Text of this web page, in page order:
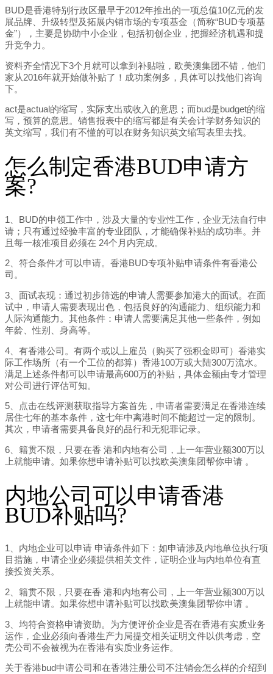
BUD是香港特别行政区最早于2012年推出的一项总值10亿元的发
展品牌、升级转型及拓展内销市场的专项基金（简称“BUD专项基
金”），主要是协助中小企业，包括初创企业，把握经济机遇和提
升竞争力。
资料齐全情况下3个月就可以拿到补贴啦，欧美澳集团不错，他们
家从2016年就开始做补贴了！成功案例多，具体可以找他们咨询
下。
act是actual的缩写，实际支出或收入的意思；而bud是budget的缩
写，预算的意思。销售报表中的缩写都是有关会计学财务知识的
英文缩写，我们有不懂的可以在财务知识英文缩写表里去找。
怎么制定香港BUD申请方
案?
1、BUD的申领工作中，涉及大量的专业性工作，企业无法自行申
请；只有通过经验丰富的专业团队，才能确保补贴的成功率。并
且每一核准项目必须在 24个月内完成。
2、符合条件才可以申请。香港BUD专项补贴申请条件有香港公
司。
3、面试表现：通过初步筛选的申请人需要参加港大的面试。在面
试中，申请人需要表现出色，包括良好的沟通能力、组织能力和
人际沟通能力。其他条件：申请人需要满足其他一些条件，例如
年龄、性别、身高等。
4、有香港公司。有两个或以上雇员（购买了强积金即可）香港实
际工作场所（有一个工位的都算）香港100万或大陆300万流水。
满足上述条件都可以申请最高600万的补贴，具体金额由专才管理
对公司进行评估可知。
5、点击在线评测获取指导方案首先，申请者需要满足在香港连续
居住七年的基本条件，这七年中离港时间不能超过一定的限制。
其次，申请者需要具备良好的品行和无犯罪记录。
6、籍贯不限，只要在香 港和内地有公司，上一年营业额300万以
上就能申请。如果你想申请补贴可以找欧美澳集团帮你申请 。
内地公司可以申请香港
BUD补贴吗?
1、内地企业可以申请 申请条件如下：如申请涉及内地单位执行项
目措施，申请企业必须提供相关文件，证明企业与内地单位有直
接投资关系。
2、籍贯不限，只要在香 港和内地有公司，上一年营业额300万以
上就能申请。如果你想申请补贴可以找欧美澳集团帮你申请 。
3、均符合资格申请资助。为方便评价企业是否在香港有实质业务
运作，企业必须向香港生产力局提交相关证明文件以供考虑，空
壳公司不会被视为在香港有实质业务运作。
关于香港bud申请公司和在香港注册公司不注销会怎么样的介绍到